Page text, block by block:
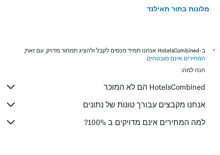
מלונות בתוך תאילנד
*
ב-HotelsCombined אנחנו תמיד מנסים לקבל ולהציג תמחור מדויק, עם זאת,
המחירים אינם מובטחים.
הנה למה:
HotelsCombined הם לא המוכר
אנחנו מקבצים עבורך טונות של נתונים
למה המחירים אינם מדויקים ב 100%?